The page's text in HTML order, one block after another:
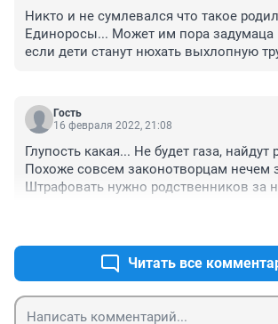
Никто и не сумлевался что такое
Единоросы... Может им пора задумаца
если дети станут нюхать выхлопную
Гость
16 февраля 2022, 21:08
Глупость какая... Не будет газа, найдут
Похоже совсем законотворцам нечем
Штрафовать нужно родственников за
Читать все